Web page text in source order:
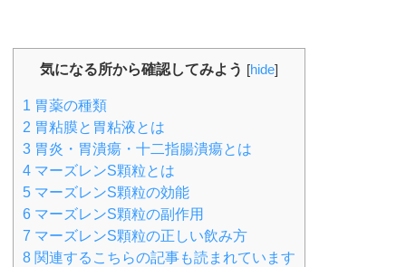
気になる所から確認してみよう [hide]
1 胃薬の種類
2 胃粘膜と胃粘液とは
3 胃炎・胃潰瘍・十二指腸潰瘍とは
4 マーズレンS顆粒とは
5 マーズレンS顆粒の効能
6 マーズレンS顆粒の副作用
7 マーズレンS顆粒の正しい飲み方
8 関連するこちらの記事も読まれています